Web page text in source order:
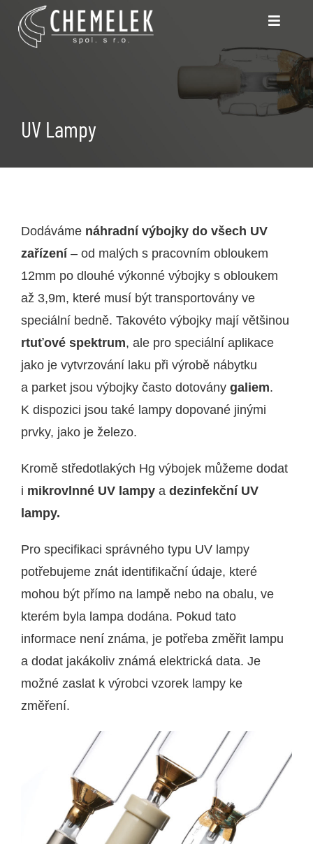
Toggle
UV Lampy
Dodávámenáhradní výbojky do všech UV
zařízení– od malých s pracovním obloukem
12mm po dlouhé výkonné výbojky s obloukem
až 3,9m, které musí být transportovány ve
speciální bedně. Takovéto výbojky mají většinou
rtuťové spektrum, ale pro speciální aplikace
jako je vytvrzování laku při výrobě nábytku
a parket jsou výbojky často dotoványgaliem.
K dispozici jsou také lampy dopované jinými
prvky, jako je železo.
Kromě středotlakých Hg výbojek můžeme dodat
i mikrovlnné UV lampya dezinfekční UV
lampy.
Pro specifikaci správného typu UV lampy
potřebujeme znát identifikační údaje, které
mohou být přímo na lampě nebo na obalu, ve
kterém byla lampa dodána. Pokud tato
informace není známa, je potřeba změřit lampu
a dodat jakákoliv známá elektrická data. Je
možné zaslat k výrobci vzorek lampy ke
změření.